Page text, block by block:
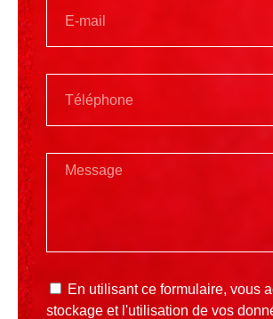
En utilisant ce formulaire, vous
stockage et l'utilisation de vos